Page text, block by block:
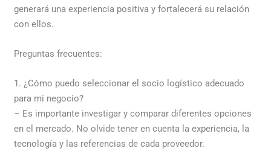
generará una experiencia positiva y fortalecerá su relación
con ellos.
Preguntas frecuentes:
1. ¿Cómo puedo seleccionar el socio logístico adecuado
para mi negocio?
– Es importante investigar y comparar diferentes opciones
en el mercado. No olvide tener en cuenta la experiencia, la
tecnología y las referencias de cada proveedor.